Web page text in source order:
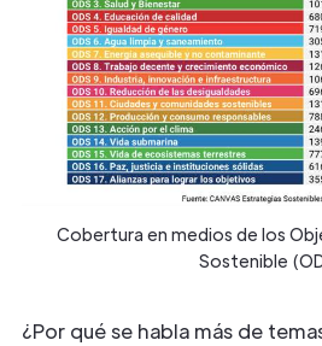
Cobertura en medios de los
Sostenible
¿Por qué se habla más de